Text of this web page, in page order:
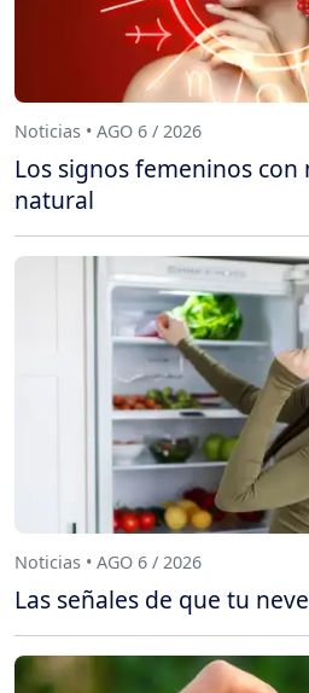
Noticias • AGO 6 / 2026
Los signos femeninos con
natural
Noticias • AGO 6 / 2026
Las señales de que tu